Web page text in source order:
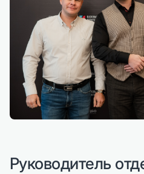
Руководитель